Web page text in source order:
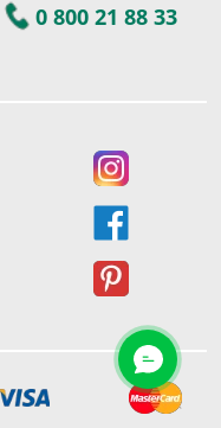
47
0 800 21 88 33